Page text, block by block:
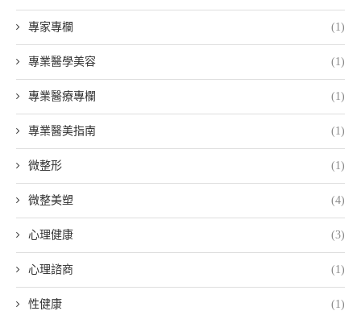
專家專欄 (1)
專業醫學美容 (1)
專業醫療專欄 (1)
專業醫美指南 (1)
微整形 (1)
微整美塑 (4)
心理健康 (3)
心理諮商 (1)
性健康 (1)